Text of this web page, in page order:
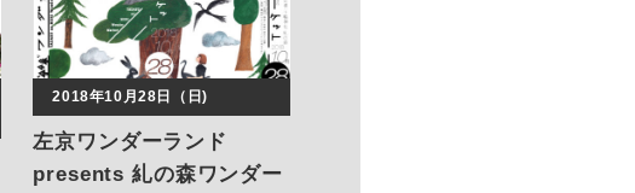
2018年10月28日（日)
左京ワンダーランド
presents 糺の森ワンダー